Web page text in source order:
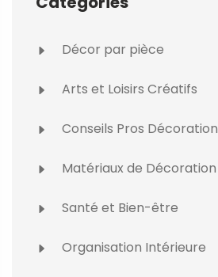
Décor par pièce
Arts et Loisirs Créatifs
Conseils Pros Décoration
Matériaux de Décoration
Santé et Bien-être
Organisation Intérieure